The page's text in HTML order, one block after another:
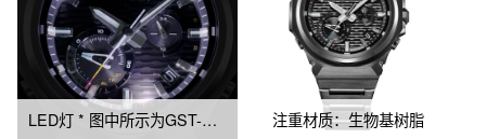
LED灯 * 图中所示为GST-B1000D-1A型号。 注重材质：生物基树脂